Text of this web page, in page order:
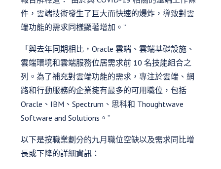
件，雲端技術發生了巨大而快速的爆炸，導致對雲
端功能的需求同樣顯著增加。”
「與去年同期相比，Oracle 雲端、雲端基礎設施、
雲端環境和雲端服務位居需求前 10 名技能組合之
列。為了補充對雲端功能的需求，專注於雲端、網
路和行動服務的企業擁有最多的可用職位，包括
Oracle、IBM、Spectrum、思科和 Thoughtwave
Software and Solutions。”
以下是按職業劃分的九月職位空缺以及需求同比增
長或下降的詳細資訊：